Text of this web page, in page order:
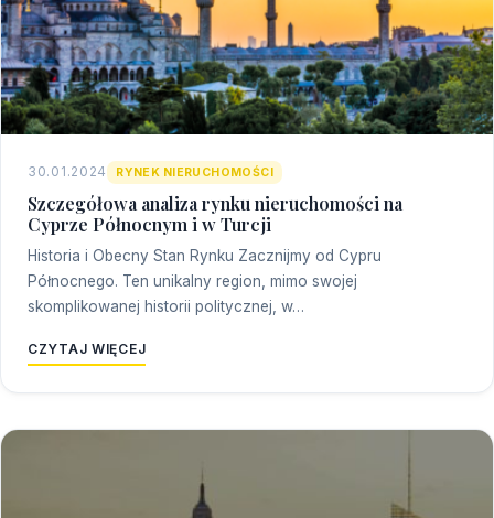
30.01.2024 RYNEK NIERUCHOMOŚCI
Szczegółowa analiza rynku nieruchomości na
Cyprze Północnym i w Turcji
Historia i Obecny Stan Rynku Zacznijmy od Cypru
Północnego. Ten unikalny region, mimo swojej
skomplikowanej historii politycznej, w…
CZYTAJ WIĘCEJ